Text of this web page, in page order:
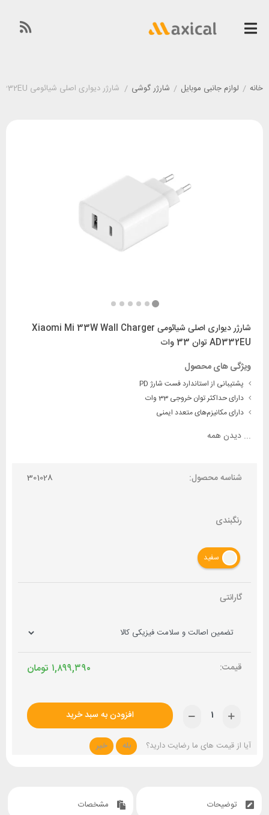
خانه / لوازم جانبی موبایل / شارژر گوشی / شارژر دیواری اصلی شیائومی Xiaomi Mi 33W Wall Charger AD332EU توان 33 وات
شارژر دیواری اصلی شیائومی Xiaomi Mi 33W Wall Charger
AD332EU توان 33 وات
ویژگی های محصول
پشتیبانی از استاندارد فست شارژ PD
دارای حداکثر توان خروجی 33 وات
دارای مکانیزم‌های متعدد ایمنی
... دیدن همه
شناسه محصول: 301028
رنگبندی
سفید
گارانتی
تومان ۱,۸۹۹,۳۹۰
افزودن به سبد خرید
آیا از قیمت های ما رضایت دارید؟ بله خیر
توضیحات مشخصات